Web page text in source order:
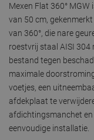
Mexen Flat 360° MGW
van 50 cm,
van 360°, die nare
roestvrij staal AISI 304
bestand tegen
maximale
voetjes, een
afdekplaat te
afdichtingsmanchet
eenvoudige installatie.